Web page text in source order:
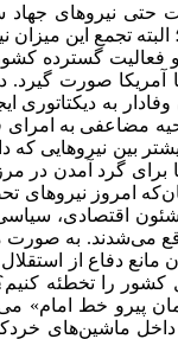
نیروهای
تجمع این
آمریکا صورت
به
مضاعفی به
بین نیروهایی که
برای گرد آمدن
اقتصادی،
می‌شدند. به
دفاع از
را تخطئه
پیرو خط
ماشین‌های